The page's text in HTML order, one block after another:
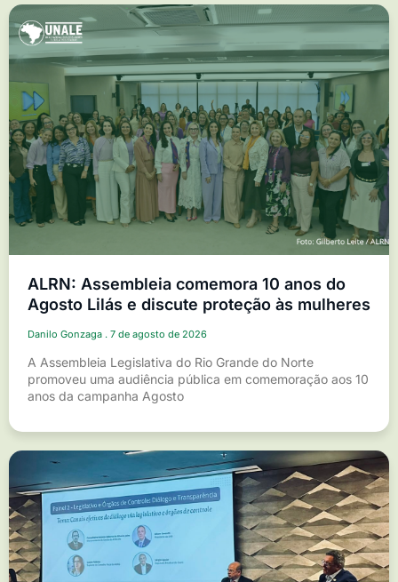
ALRN: Assembleia comemora 10 anos do
Agosto Lilás e discute proteção às mulheres
Danilo Gonzaga 7 de agosto de 2026
A Assembleia Legislativa do Rio Grande do Norte
promoveu uma audiência pública em comemoração aos 10
anos da campanha Agosto